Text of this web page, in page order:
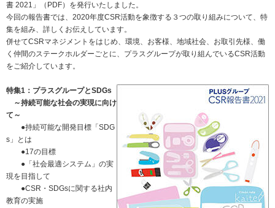
閉じる
社会最適のあゆみ
コーポレート・ガバナンス
人権の尊重
私たちのアクション
「文具の環境配慮」への挑戦
「新たな働く環境づくり」への挑戦
「地域に根ざした学校づくり」への挑戦
これが私の社会最適
閉じる
グループ構成図
国内外拠点一覧
沿革・年代別トピックス
採用
ニュースリリース
閉じる
カタログ TOP
オフィス家具サイト サポートページ
文具・事務用品サイト
ミーティングツールサイト サポートページ
お問い合わせ
アクセス
企業TOP
オフィス空間・家具
文具・事務用品
ミーティングツール
流通
閉じる
書 2021」（PDF）を発行いたしました。
今回の報告書では、2020年度CSR活動を象徴する３つの取り組みについて、特
集を組み、詳しくお伝えしています。
併せてCSRマネジメントをはじめ、環境、お客様、地域社会、お取引先様、働
く仲間のステークホルダーごとに、プラスグループが取り組んでいるCSR活動
をご紹介しています。
特集1：プラスグループとSDGs
～持続可能な社会の実現に向け
て～
●持続可能な開発目標「SDG
s」とは
●17の目標
●「社会最適システム」の実
現を目指して
●CSR・SDGsに関する社内
教育の実施